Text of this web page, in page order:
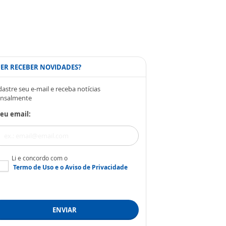
RECEBER NOVIDADES?
seu e-mail e receba notícias
email:
Li e concordo com o
Termo de Usoe oAviso de Privacidade
ENVIAR